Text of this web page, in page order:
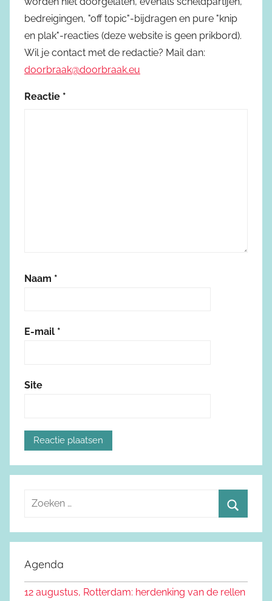
bedreigingen, "off topic"-bijdragen en pure "knip
en plak"-reacties (deze website is geen prikbord).
Wil je contact met de redactie? Mail dan:
doorbraak@doorbraak.eu
Reactie *
Naam *
E-mail *
Site
e
e
n
o
e
Agenda
12 augustus, Rotterdam: herdenking van de rellen